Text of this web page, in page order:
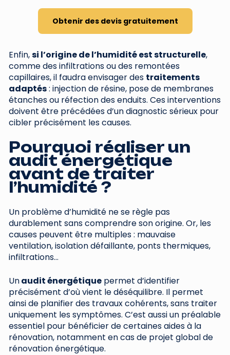
Obtenir des devis gratuitement
Enfin,si l’origine de l’humidité est structurelle,
comme des infiltrations ou des remontées
capillaires, il faudra envisager des traitements
adaptés: injection de résine, pose de membranes
étanches ou réfection des enduits. Ces interventions
doivent être précédées d’un diagnostic sérieux pour
cibler précisément les causes.
Pourquoi réaliser un
audit énergétique
avant de traiter
l’humidité ?
Un problème d’humidité ne se règle pas
durablement sans comprendre son origine. Or, les
causes peuvent être multiples : mauvaise
ventilation, isolation défaillante, ponts thermiques,
infiltrations…
Unaudit énergétique permet d’identifier
précisément d’où vient le déséquilibre. Il permet
ainsi de planifier des travaux cohérents, sans traiter
uniquement les symptômes. C’est aussi un préalable
essentiel pour bénéficier de certaines aides à la
rénovation, notamment en cas de projet global de
rénovation énergétique.